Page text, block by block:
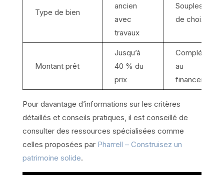
Type de bien
ancien
avec
travaux
Souplesse
de choix
Montant prêt
Jusqu’à
40 % du
prix
Complément
au
financement
Pour davantage d’informations sur les critères
détaillés et conseils pratiques, il est conseillé de
consulter des ressources spécialisées comme
celles proposées par Pharrell – Construisez un
patrimoine solide.